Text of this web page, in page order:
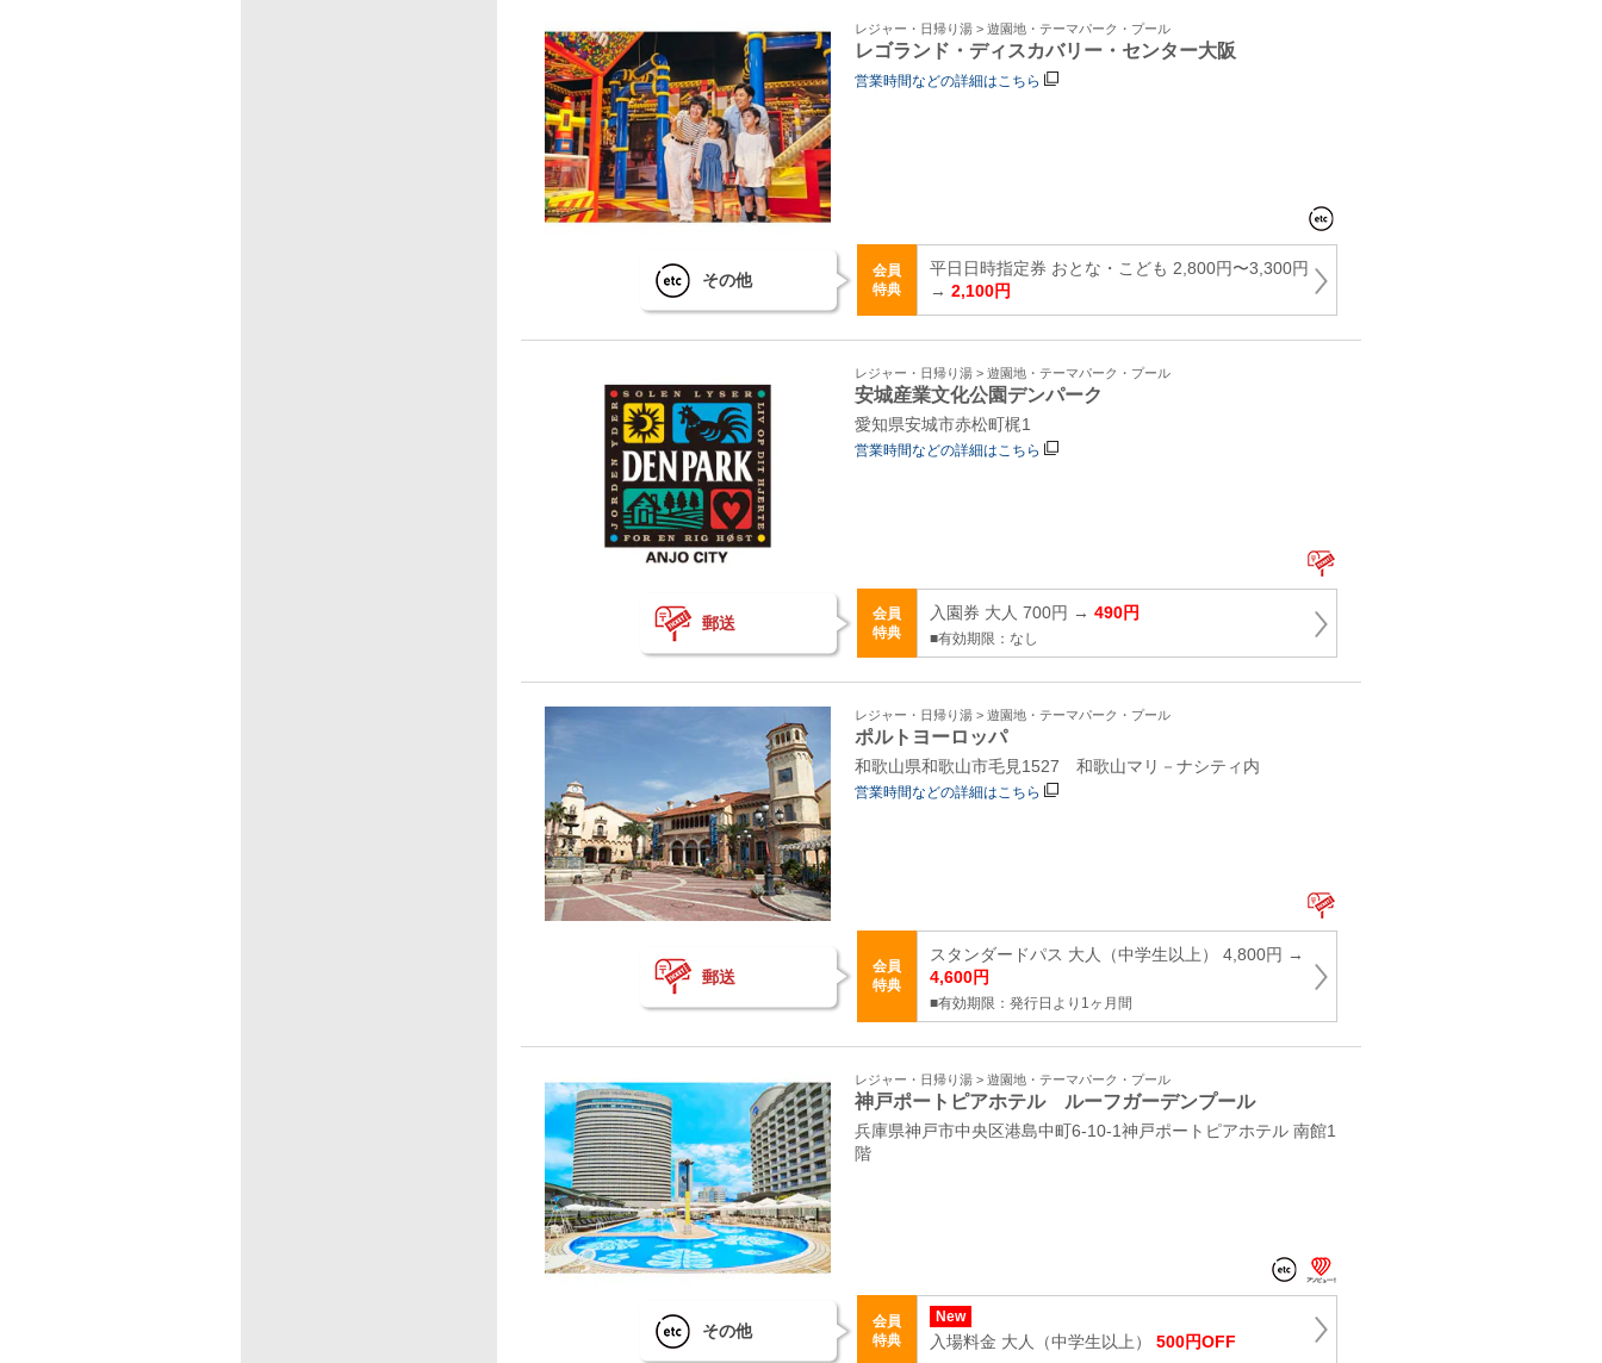
レジャー・日帰り湯 > 遊園地・テーマパーク・プール
レゴランド・ディスカバリー・センター大阪
営業時間などの詳細はこちら
その他
会員
特典
平日日時指定券 おとな・こども 2,800円〜3,300円
→ 2,100円
レジャー・日帰り湯 > 遊園地・テーマパーク・プール
安城産業文化公園デンパーク
愛知県安城市赤松町梶1
営業時間などの詳細はこちら
郵送
会員
特典
入園券 大人 700円 → 490円
■有効期限：なし
レジャー・日帰り湯 > 遊園地・テーマパーク・プール
ポルトヨーロッパ
和歌山県和歌山市毛見1527 和歌山マリ－ナシティ内
営業時間などの詳細はこちら
郵送
会員
特典
スタンダードパス 大人（中学生以上） 4,800円 →
4,600円
■有効期限：発行日より1ヶ月間
レジャー・日帰り湯 > 遊園地・テーマパーク・プール
神戸ポートピアホテル ルーフガーデンプール
兵庫県神戸市中央区港島中町6-10-1神戸ポートピアホテル 南館1
階
その他
会員
特典
New
入場料金 大人（中学生以上） 500円OFF